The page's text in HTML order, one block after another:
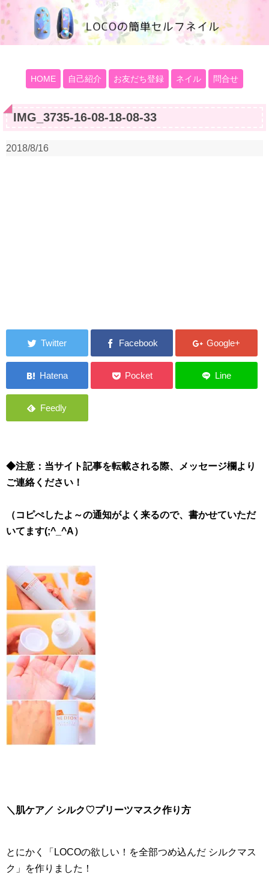
100均大好きママブログ
HOME 自己紹介 お友だち登録 ネイル 問合せ
IMG_3735-16-08-18-08-33
2018/8/16
◆注意：当サイト記事を転載される際、メッセージ欄より
ご連絡ください！
（コピぺしたよ～の通知がよく来るので、書かせていただ
いてます(;^_^A）
＼肌ケア／ シルク♡プリーツマスク作り方
とにかく「LOCOの欲しい！を全部つめ込んだ シルクマス
ク」を作りました！